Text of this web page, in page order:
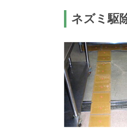
ネズミ駆